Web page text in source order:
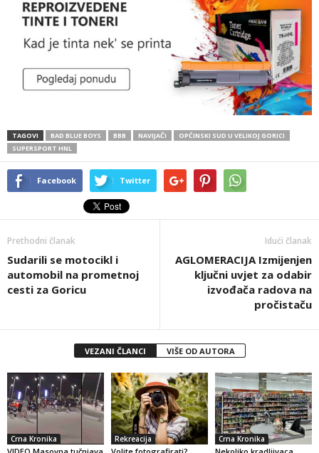
TAGOVI BAD BLUE BOYS BBB NAVIJAČI
OPĆINSKI SUD U VELIKOJ GORICI
SUPERSPORT HNL
Facebook Twitter
Prethodni članak
Sudarili se motocikl i
automobil na prometnoj
cesti za Goricu
Idući članak
AGLOMERACIJA Izmijenjen
ključni uvjet za odabir
izvođača radova na
pročistaču
VEZANI ČLANCI VIŠE OD AUTORA
Crna Kronika Rekreacija Crna Kronika